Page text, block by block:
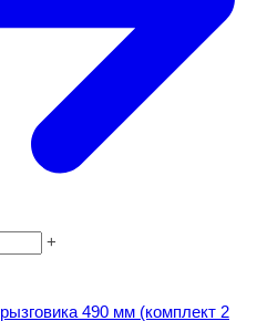
+
490 мм (комплект 2 шт.)